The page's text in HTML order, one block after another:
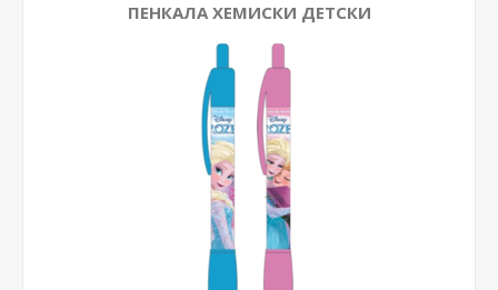
ПЕНКАЛА ХЕМИСКИ ДЕТСКИ